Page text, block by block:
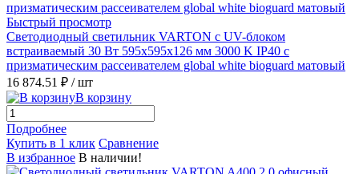
Быстрый просмотр
Светодиодный светильник VARTON с UV-блоком
встраиваемый 30 Вт 595х595х126 мм 3000 K IP40 с
призматическим рассеивателем global white bioguard матовый
16 874.51 ₽ / шт
В корзину
Подробнее
Купить в 1 клик Сравнение
В избранное В наличии!